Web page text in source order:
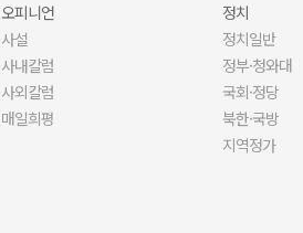
오피니언
사설
사내칼럼
사외칼럼
매일희평
정치
정치일반
정부·청와대
국회·정당
북한·국방
지역정가